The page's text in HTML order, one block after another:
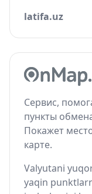
latifa.uz
Сервис,
пункты
Покажет
карте.
Valyutani
yaqin